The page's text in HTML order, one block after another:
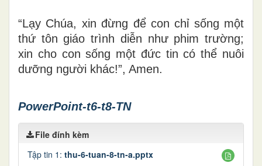
“Lạy Chúa, xin đừng để con chỉ sống một
thứ tôn giáo trình diễn như phim trường;
xin cho con sống một đức tin có thể nuôi
dưỡng người khác!”, Amen.
PowerPoint-t6-t8-TN
File đính kèm
Tập tin 1: thu-6-tuan-8-tn-a.pptx